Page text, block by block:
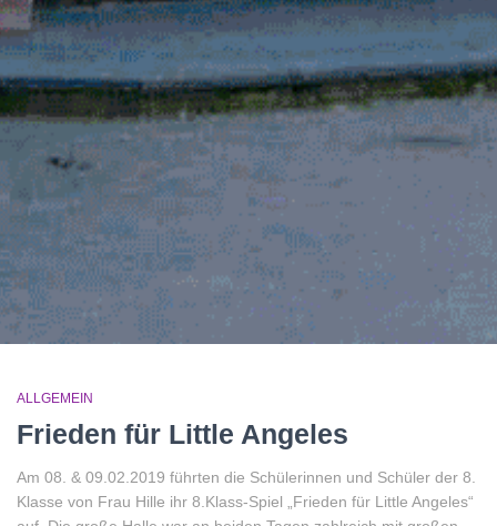
ALLGEMEIN
Frieden für Little Angeles
Am 08. & 09.02.2019 führten die Schülerinnen und Schüler der 8.
Klasse von Frau Hille ihr 8.Klass-Spiel „Frieden für Little Angeles“